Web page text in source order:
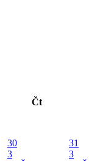
Čt
30
3
31
3